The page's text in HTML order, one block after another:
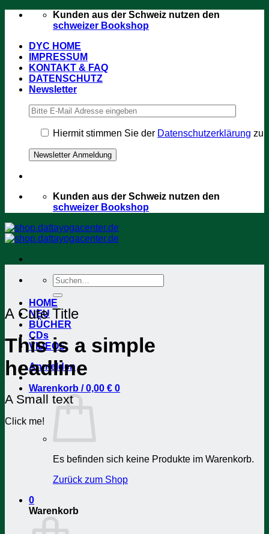
Zum
Kunden aus der Schweiz nutzen den
schweizer Bookshop
DYC HOME
IMPRESSUM
KONTAKT & FAQ
DATENSCHUTZ
Newsletter
Hiermit stimmen Sie der Datenschutzerklärung zu
Kunden aus der Schweiz nutzen den
schweizer Bookshop
Suchen
nach:
HOME
NEU
BÜCHER
CDs
VIDEOS
Anmelden
Warenkorb /0,00 € 0
Es befinden sich keine Produkte im Warenkorb.
Zurück zum Shop
0
Warenkorb
A Cute Title
This is a simple
headline
A Small text
Click me!